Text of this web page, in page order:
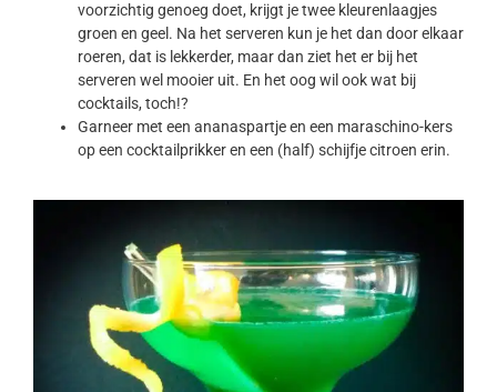
voorzichtig genoeg doet, krijgt je twee kleurenlaagjes
groen en geel. Na het serveren kun je het dan door elkaar
roeren, dat is lekkerder, maar dan ziet het er bij het
serveren wel mooier uit. En het oog wil ook wat bij
cocktails, toch!?
Garneer met een ananaspartje en een maraschino-kers
op een cocktailprikker en een (half) schijfje citroen erin.